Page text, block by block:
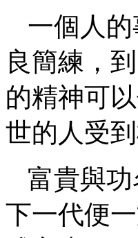
一個人
良簡練，
的精神可
世的人受
富貴與
下一代便